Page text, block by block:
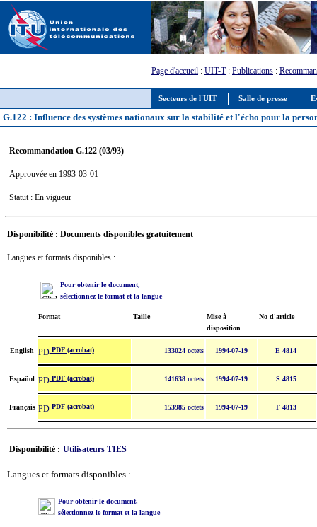
Secteurs de l'UIT Salle de presse
Page d'accueil : UIT-T: Publications :
G.122 : Influence des systèmes nationaux sur la stabilité et l'écho pour la
Recommandation G.122 (03/93)
Approuvée en 1993-03-01
Statut : En vigueur
Disponibilité : Documents disponibles gratuitement
Langues et formats disponibles :
Pour obtenir le document,
sélectionnez le format et la langue
Format Taille
Mise à
disposition
No d'article
English PDF (acrobat) 133024 octets 1994-07-19 E 4814
Español PDF (acrobat) 141638 octets 1994-07-19 S 4815
Français PDF (acrobat) 153985 octets 1994-07-19 F 4813
Disponibilité : Utilisateurs TIES
Langues et formats disponibles :
Pour obtenir le document,
sélectionnez le format et la langue